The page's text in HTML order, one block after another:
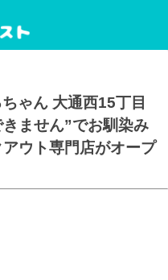
ゃん 大通西15丁目
ません”でお馴染み
ウト専門店がオープ